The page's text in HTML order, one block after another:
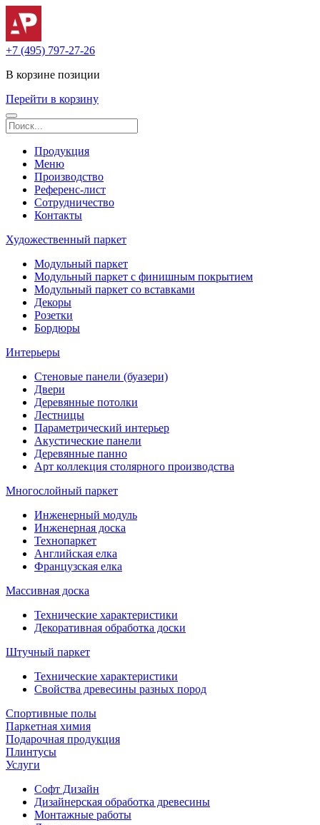
+7 (495) 797-27-26
В корзине позиции
Перейти в корзину
Продукция
Меню
Производство
Референс-лист
Сотрудничество
Контакты
Художественный паркет
Модульный паркет
Модульный паркет с финишным покрытием
Модульный паркет со вставками
Декоры
Розетки
Бордюры
Интерьеры
Стеновые панели (буазери)
Двери
Деревянные потолки
Лестницы
Параметрический интерьер
Акустические панели
Деревянные панно
Арт коллекция столярного производства
Многослойный паркет
Инженерный модуль
Инженерная доска
Технопаркет
Английская елка
Французская елка
Массивная доска
Технические характеристики
Декоративная обработка доски
Штучный паркет
Технические характеристики
Свойства древесины разных пород
Спортивные полы
Паркетная химия
Подарочная продукция
Плинтусы
Услуги
Софт Дизайн
Дизайнерская обработка древесины
Монтажные работы